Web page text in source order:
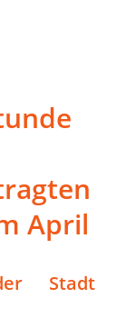
April
Stadt